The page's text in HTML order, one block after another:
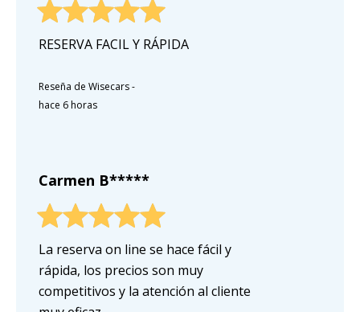
RESERVA FACIL Y RÁPIDA
Reseña de Wisecars-
hace 6 horas
Carmen B*****
La reserva on line se hace fácil y
rápida, los precios son muy
competitivos y la atención al cliente